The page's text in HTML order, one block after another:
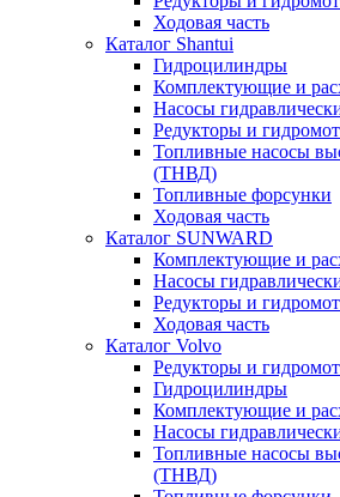
Ходовая часть
Каталог Shantui
Гидроцилиндры
Комплектующие и
Насосы
Редукторы и
Топливные насосы
(ТНВД)
Топливные форсунки
Ходовая часть
Каталог SUNWARD
Комплектующие и
Насосы
Редукторы и
Ходовая часть
Каталог Volvo
Редукторы и
Гидроцилиндры
Комплектующие и
Насосы
Топливные насосы
(ТНВД)